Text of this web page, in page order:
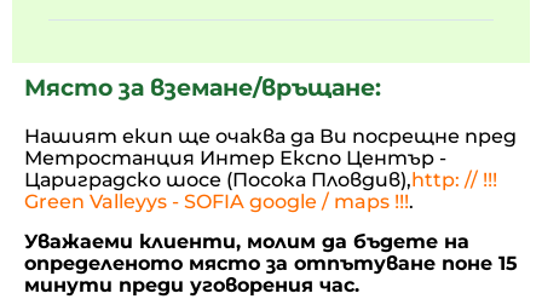
Място за вземане/връщане:
Нашият екип ще очаква да Ви посрещне пред
Метростанция Интер Експо Център -
Цариградско шосе (Посока Пловдив),http: // !!!
Green Valleyys - SOFIA google / maps !!!.
Уважаеми клиенти, молим да бъдете на
определеното място за отпътуване поне 15
минути преди уговорения час.